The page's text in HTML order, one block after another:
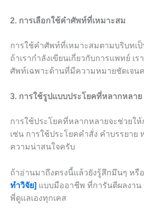
2. การเลือกใช้คำศัพท์ที่เหมาะสม
การใช้คำศัพท์ที่เหมาะสมตามบริบทเ
ถ้าเรากำลังเขียนเกี่ยวกับการแพทย์ เร
ศัพท์เฉพาะด้านที่มีความหมายชัดเจน
3. การใช้รูปแบบประโยคที่หลากหลาย
การใช้ประโยคที่หลากหลายจะช่วยใ
เช่น การใช้ประโยคคำสั่ง คำบรรยาย
ความน่าสนใจครับ
ถ้าอ่านมาถึงตรงนี้แล้วยังรู้สึกมึนๆ หรื
ทำวิจัย] แบบมืออาชีพ ที่การันตีผลงาน
พี่ดูแลเองทุกเคส